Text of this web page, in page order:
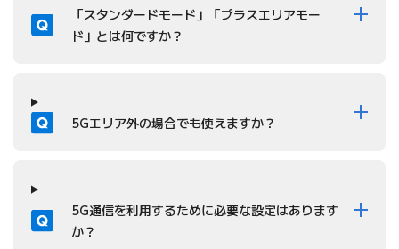
質問
「スタンダードモード」「プラスエリアモー
ド」とは何ですか？
質問 5Gエリア外の場合でも使えますか？
質問
5G通信を利用するために必要な設定はあります
か？